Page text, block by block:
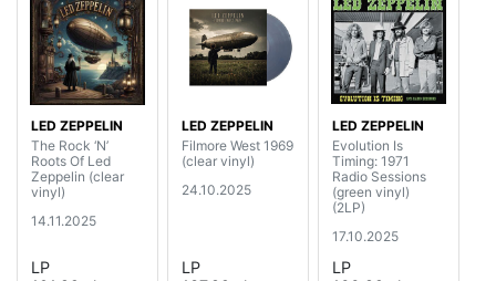
LED ZEPPELIN
The Rock ‘N’
Roots Of Led
Zeppelin (clear
vinyl)
14.11.2025
LP
LED ZEPPELIN
Filmore West 1969
(clear vinyl)
24.10.2025
LP
LED ZEPPELIN
Evolution Is
Timing: 1971
Radio Sessions
(green vinyl)
(2LP)
17.10.2025
LP